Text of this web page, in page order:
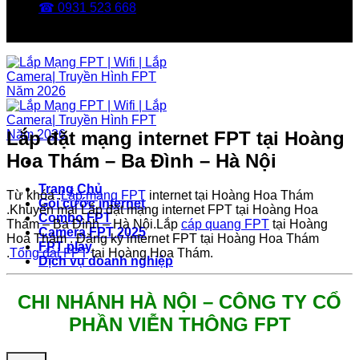
☎ 0931 523 668
Trang Chủ
Gói cước internet
Combo FPT
Camera FPT 2025
FPT play
Dịch vụ doanh nghiệp
Lắp đặt mạng internet FPT tại Hoàng
Hoa Thám – Ba Đình – Hà Nội
Từ khóa :Lắp mạng FPT internet tại Hoàng Hoa Thám
.Khuyến mại Lắp đặt mạng internet FPT tại Hoàng Hoa
Thám – Ba Đình – Hà Nội.Lắp cáp quang FPT tại Hoàng
Hoa Thám . Đăng ký internet FPT tại Hoàng Hoa Thám
.Tổng đài FPTtại Hoàng Hoa Thám.
CHI NHÁNH HÀ NỘI – CÔNG TY CỔ
PHẦN VIỄN THÔNG FPT